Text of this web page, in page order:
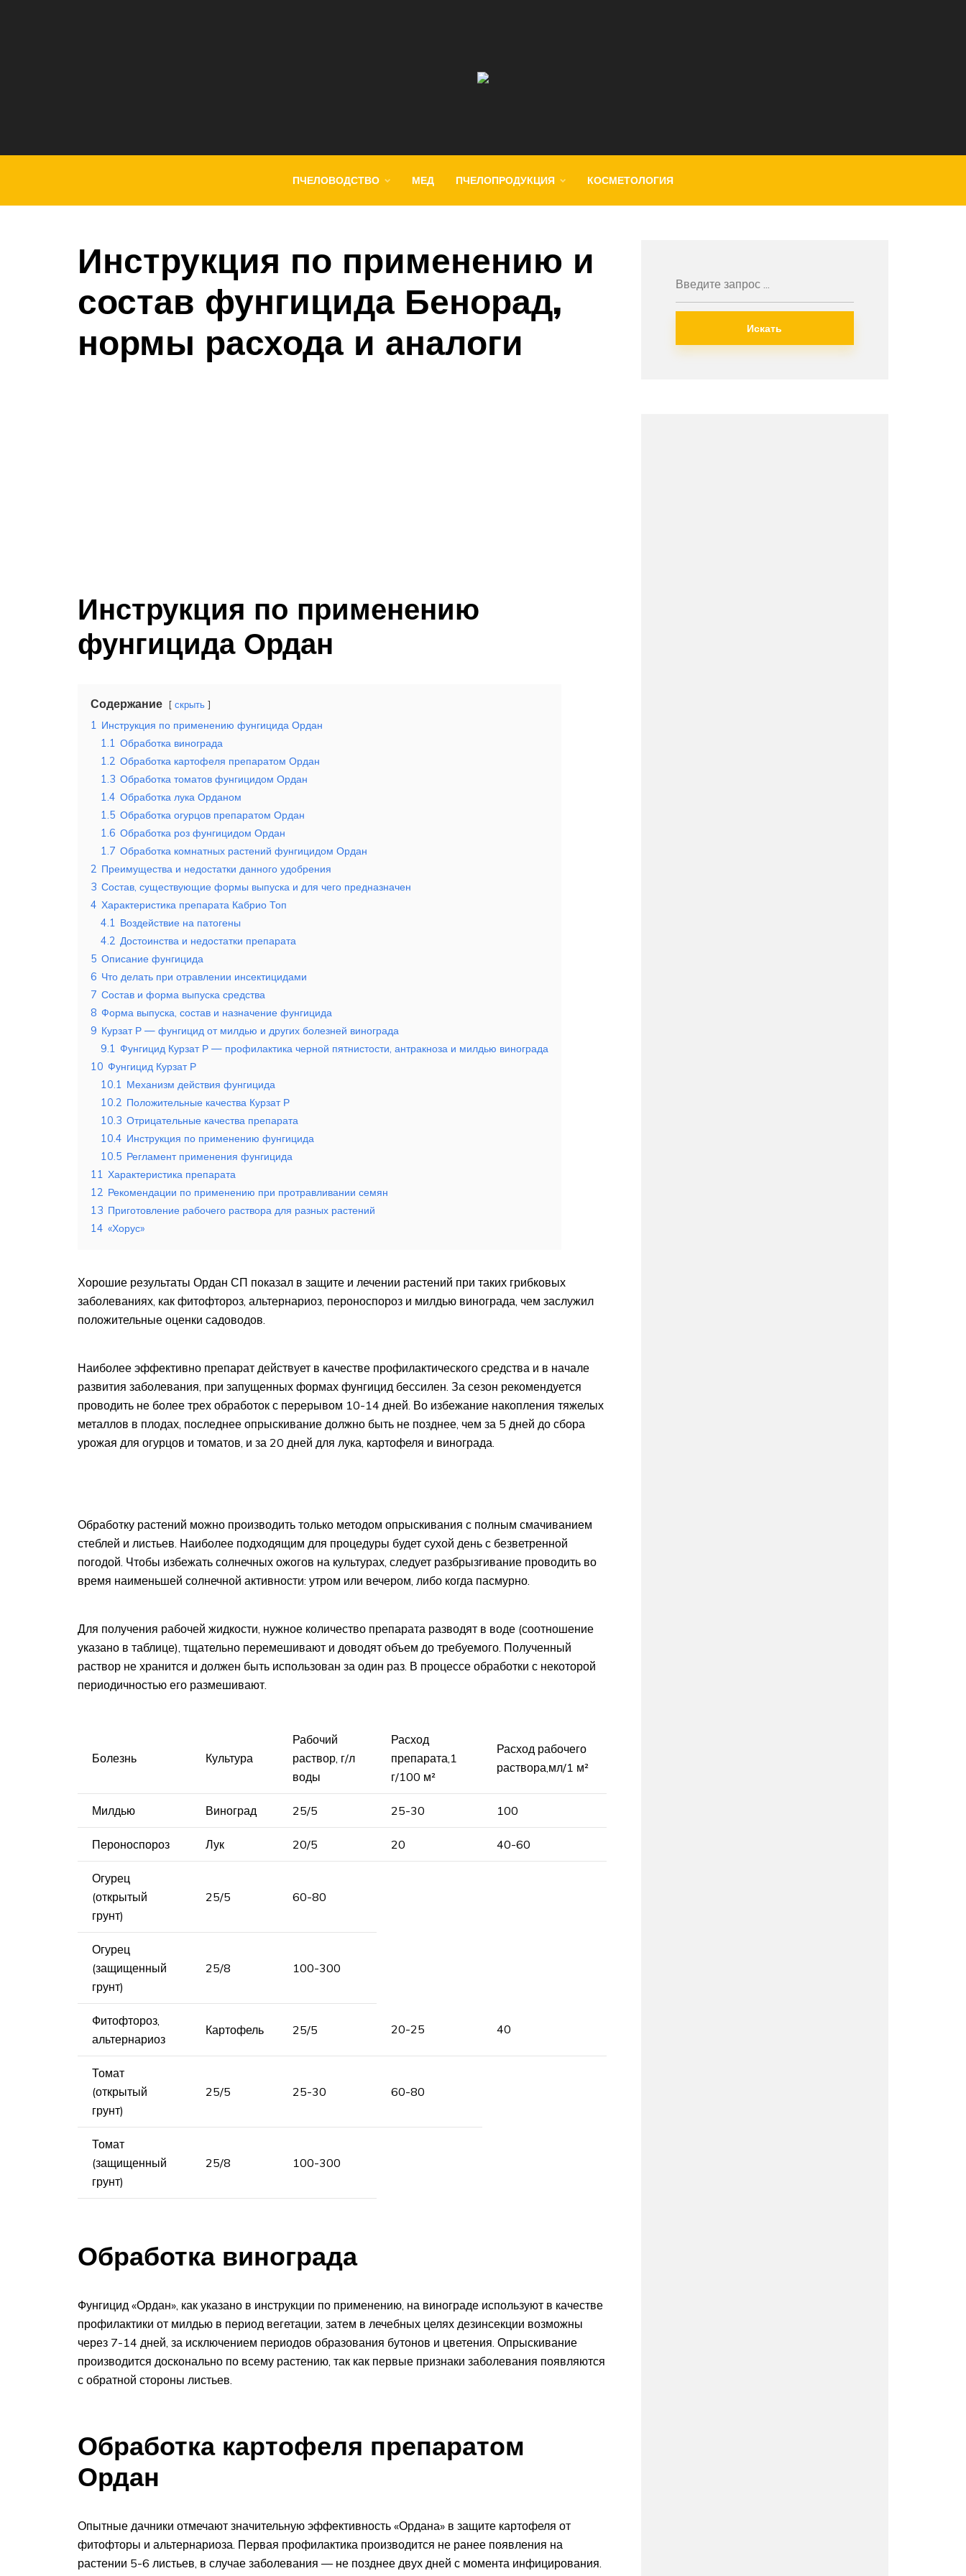
ПЧЕЛОВОДСТВО МЕД ПЧЕЛОПРОДУКЦИЯ КОСМЕТОЛОГИЯ
Инструкция по применению и
состав фунгицида Бенорад,
нормы расхода и аналоги
Инструкция по применению
фунгицида Ордан
Содержание скрыть
1 Инструкция по применению фунгицида Ордан
1.1 Обработка винограда
1.2 Обработка картофеля препаратом Ордан
1.3 Обработка томатов фунгицидом Ордан
1.4 Обработка лука Орданом
1.5 Обработка огурцов препаратом Ордан
1.6 Обработка роз фунгицидом Ордан
1.7 Обработка комнатных растений фунгицидом Ордан
2 Преимущества и недостатки данного удобрения
3 Состав, существующие формы выпуска и для чего предназначен
4 Характеристика препарата Кабрио Топ
4.1 Воздействие на патогены
4.2 Достоинства и недостатки препарата
5 Описание фунгицида
6 Что делать при отравлении инсектицидами
7 Состав и форма выпуска средства
8 Форма выпуска, состав и назначение фунгицида
9 Курзат Р — фунгицид от милдью и других болезней винограда
9.1 Фунгицид Курзат Р — профилактика черной пятнистости, антракноза и милдью винограда
10 Фунгицид Курзат Р
10.1 Механизм действия фунгицида
10.2 Положительные качества Курзат Р
10.3 Отрицательные качества препарата
10.4 Инструкция по применению фунгицида
10.5 Регламент применения фунгицида
11 Характеристика препарата
12 Рекомендации по применению при протравливании семян
13 Приготовление рабочего раствора для разных растений
14 «Хорус»
Хорошие результаты Ордан СП показал в защите и лечении растений при таких грибковых
заболеваниях, как фитофтороз, альтернариоз, пероноспороз и милдью винограда, чем заслужил
положительные оценки садоводов.
Наиболее эффективно препарат действует в качестве профилактического средства и в начале
развития заболевания, при запущенных формах фунгицид бессилен. За сезон рекомендуется
проводить не более трех обработок с перерывом 10-14 дней. Во избежание накопления тяжелых
металлов в плодах, последнее опрыскивание должно быть не позднее, чем за 5 дней до сбора
урожая для огурцов и томатов, и за 20 дней для лука, картофеля и винограда.
Обработку растений можно производить только методом опрыскивания с полным смачиванием
стеблей и листьев. Наиболее подходящим для процедуры будет сухой день с безветренной
погодой. Чтобы избежать солнечных ожогов на культурах, следует разбрызгивание проводить во
время наименьшей солнечной активности: утром или вечером, либо когда пасмурно.
Для получения рабочей жидкости, нужное количество препарата разводят в воде (соотношение
указано в таблице), тщательно перемешивают и доводят объем до требуемого. Полученный
раствор не хранится и должен быть использован за один раз. В процессе обработки с некоторой
периодичностью его размешивают.
Болезнь Культура
Рабочий
раствор, г/л
воды
Расход
препарата,1
г/100 м²
Расход рабочего
раствора,мл/1 м²
Милдью Виноград 25/5 25-30 100
Пероноспороз Лук 20/5 20 40-60
Огурец
(открытый
грунт)
25/5 60-80
Огурец
(защищенный
грунт)
25/8 100-300
Фитофтороз,
альтернариоз
Картофель 25/5 20-25 40
Томат
(открытый
грунт)
25/5 25-30 60-80
Томат
(защищенный
грунт)
25/8 100-300
Обработка винограда
Фунгицид «Ордан», как указано в инструкции по применению, на винограде используют в качестве
профилактики от милдью в период вегетации, затем в лечебных целях дезинсекции возможны
через 7-14 дней, за исключением периодов образования бутонов и цветения. Опрыскивание
производится досконально по всему растению, так как первые признаки заболевания появляются
с обратной стороны листьев.
Обработка картофеля препаратом
Ордан
Опытные дачники отмечают значительную эффективность «Ордана» в защите картофеля от
фитофторы и альтернариоза. Первая профилактика производится не ранее появления на
растении 5-6 листьев, в случае заболевания — не позднее двух дней с момента инфицирования.
Искать